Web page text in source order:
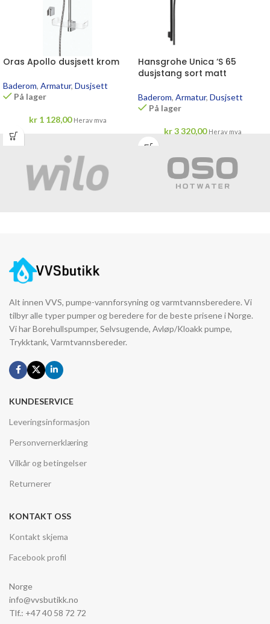
Oras Apollo dusjsett krom
Baderom, Armatur, Dusjsett
På lager
kr1 128,00 Herav mva
Hansgrohe Unica ‘S 65
dusjstang sort matt
Baderom, Armatur, Dusjsett
På lager
kr3 320,00 Herav mva
Alt innen VVS, pumpe-vannforsyning og varmtvannsberedere. Vi
tilbyr alle typer pumper og beredere for de beste prisene i Norge.
Vi har Borehullspumper, Selvsugende, Avløp/Kloakk pumpe,
Trykktank, Varmtvannsbereder.
KUNDESERVICE
Leveringsinformasjon
Personvernerklæring
Vilkår og betingelser
Returnerer
KONTAKT OSS
Kontakt skjema
Facebook profil
Norge
info@vvsbutikk.no
Tlf.: +47 40 58 72 72